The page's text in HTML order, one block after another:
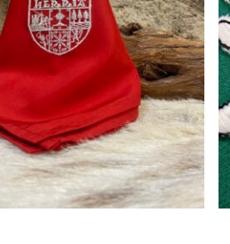
20,00 €
AÑADIR AL CARRITO